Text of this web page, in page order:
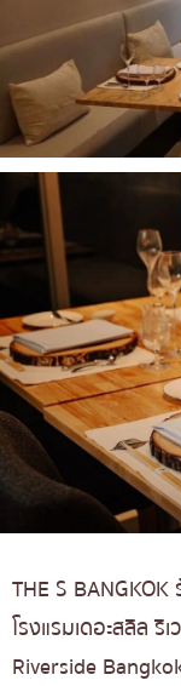
พระราม4
อื่นๆ
THE S
โรงแรมเดอะสลิล ริ
Riverside